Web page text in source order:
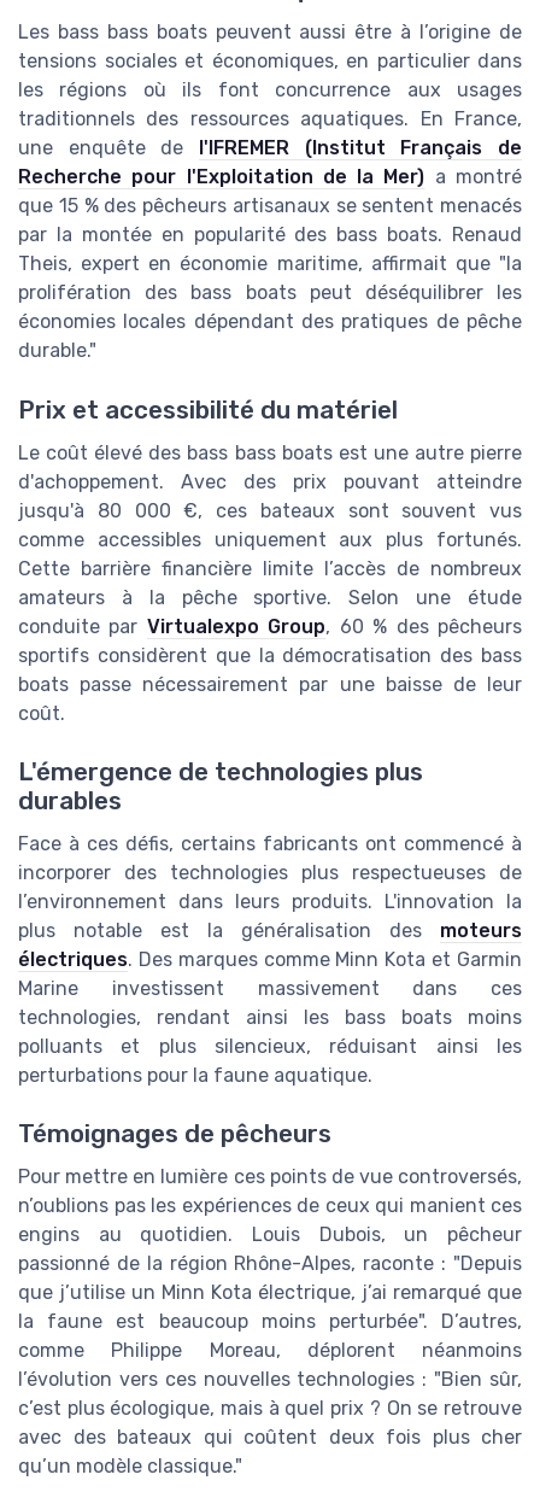
Les bass bass boats peuvent aussi être à l’origine de
tensions sociales et économiques, en particulier dans
les régions où ils font concurrence aux usages
traditionnels des ressources aquatiques. En France,
une enquête de
l'IFREMER (Institut Français de
Recherche pour l'Exploitation de la Mer) a montré
que 15 % des pêcheurs artisanaux se sentent menacés
par la montée en popularité des bass boats. Renaud
Theis, expert en économie maritime, affirmait que "la
prolifération des bass boats peut déséquilibrer les
économies locales dépendant des pratiques de pêche
durable."
Prix et accessibilité du matériel
Le coût élevé des bass bass boats est une autre pierre
d'achoppement. Avec des prix pouvant atteindre
jusqu'à 80 000 €, ces bateaux sont souvent vus
comme accessibles uniquement aux plus fortunés.
Cette barrière financière limite l’accès de nombreux
amateurs à la pêche sportive. Selon une étude
conduite par Virtualexpo Group, 60 % des pêcheurs
sportifs considèrent que la démocratisation des bass
boats passe nécessairement par une baisse de leur
coût.
L'émergence de technologies plus
durables
Face à ces défis, certains fabricants ont commencé à
incorporer des technologies plus respectueuses de
l’environnement dans leurs produits. L'innovation la
plus notable est la généralisation des moteurs
électriques. Des marques comme Minn Kota et Garmin
Marine investissent massivement dans ces
technologies, rendant ainsi les bass boats moins
polluants et plus silencieux, réduisant ainsi les
perturbations pour la faune aquatique.
Témoignages de pêcheurs
Pour mettre en lumière ces points de vue controversés,
n’oublions pas les expériences de ceux qui manient ces
engins au quotidien. Louis Dubois, un pêcheur
passionné de la région Rhône-Alpes, raconte : "Depuis
que j’utilise un Minn Kota électrique, j’ai remarqué que
la faune est beaucoup moins perturbée". D’autres,
comme Philippe Moreau, déplorent néanmoins
l’évolution vers ces nouvelles technologies : "Bien sûr,
c’est plus écologique, mais à quel prix ? On se retrouve
avec des bateaux qui coûtent deux fois plus cher
qu’un modèle classique."